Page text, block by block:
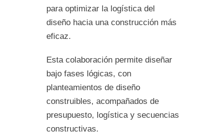
para optimizar la logística del
diseño hacia una construcción más
eficaz.
Esta colaboración permite diseñar
bajo fases lógicas, con
planteamientos de diseño
construibles, acompañados de
presupuesto, logística y secuencias
constructivas.